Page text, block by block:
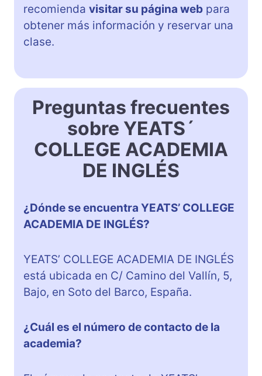
recomienda visitar su página web para
obtener más información y reservar una
clase.
Preguntas frecuentes
sobre YEATS´
COLLEGE ACADEMIA
DE INGLÉS
¿Dónde se encuentra YEATS’ COLLEGE
ACADEMIA DE INGLÉS?
YEATS’ COLLEGE ACADEMIA DE INGLÉS
está ubicada en C/ Camino del Vallín, 5,
Bajo, en Soto del Barco, España.
¿Cuál es el número de contacto de la
academia?